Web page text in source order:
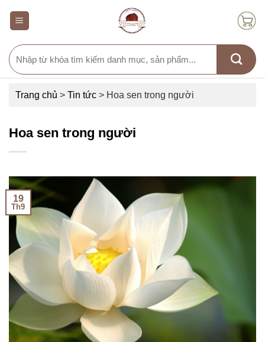
Search
for:
Trang chủ > Tin tức > Hoa sen trong người
Hoa sen trong người
19
Th9